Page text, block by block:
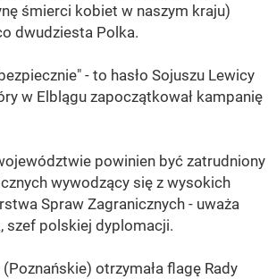
śmierci kobiet w naszym kraju)
dwudziesta Polka.
- to hasło Sojuszu Lewicy
w Elblągu zapoczątkował kampanię
powinien być zatrudniony
wywodzący się z wysokich
Spraw Zagranicznych - uważa
szef polskiej dyplomacji.
otrzymała flagę Rady